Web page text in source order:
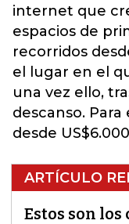
internet que
espacios de
recorridos
el lugar en el
una vez ello,
descanso.
desde
ARTÍCULO
Estos son los